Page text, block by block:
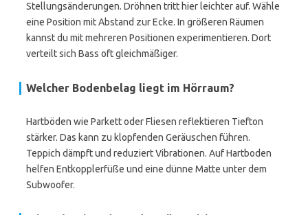
Stellungsänderungen. Dröhnen tritt hier leichter auf. Wähle
eine Position mit Abstand zur Ecke. In größeren Räumen
kannst du mit mehreren Positionen experimentieren. Dort
verteilt sich Bass oft gleichmäßiger.
Welcher Bodenbelag liegt im Hörraum?
Hartböden wie Parkett oder Fliesen reflektieren Tiefton
stärker. Das kann zu klopfenden Geräuschen führen.
Teppich dämpft und reduziert Vibrationen. Auf Hartboden
helfen Entkopplerfüße und eine dünne Matte unter dem
Subwoofer.